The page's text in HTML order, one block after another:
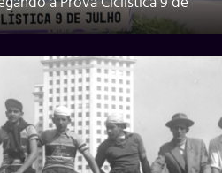
a Prova Ciclística 9 de